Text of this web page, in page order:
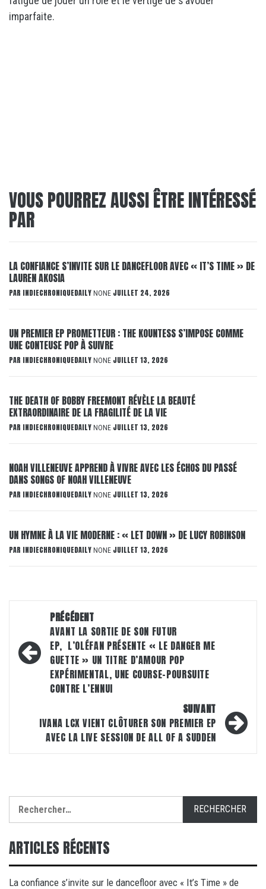
imparfaite.
VOUS POURREZ AUSSI ÊTRE INTÉRESSÉ
PAR
LA CONFIANCE S’INVITE SUR LE DANCEFLOOR AVEC « IT’S TIME » DE
LAUREN AKOSIA
PAR INDIECHRONIQUEDAILY NONE JUILLET 24, 2026
UN PREMIER EP PROMETTEUR : THE KOUNTESS S’IMPOSE COMME
UNE CONTEUSE POP À SUIVRE
PAR INDIECHRONIQUEDAILY NONE JUILLET 13, 2026
THE DEATH OF BOBBY FREEMONT RÉVÈLE LA BEAUTÉ
EXTRAORDINAIRE DE LA FRAGILITÉ DE LA VIE
PAR INDIECHRONIQUEDAILY NONE JUILLET 13, 2026
NOAH VILLENEUVE APPREND À VIVRE AVEC LES ÉCHOS DU PASSÉ
DANS SONGS OF NOAH VILLENEUVE
PAR INDIECHRONIQUEDAILY NONE JUILLET 13, 2026
UN HYMNE À LA VIE MODERNE : « LET DOWN » DE LUCY ROBINSON
PAR INDIECHRONIQUEDAILY NONE JUILLET 13, 2026
Navigation
d’article
PRÉCÉDENT
AVANT LA SORTIE DE SON FUTUR
EP, L’OLÉFAN PRÉSENTE « LE DANGER ME
GUETTE » UN TITRE D’AMOUR POP
EXPÉRIMENTAL, UNE COURSE-POURSUITE
CONTRE L’ENNUI
SUIVANT
IVANA LCX VIENT CLÔTURER SON PREMIER EP
AVEC LA LIVE SESSION DE ALL OF A SUDDEN
ARTICLES RÉCENTS
La confiance s’invite sur le dancefloor avec « It’s Time » de